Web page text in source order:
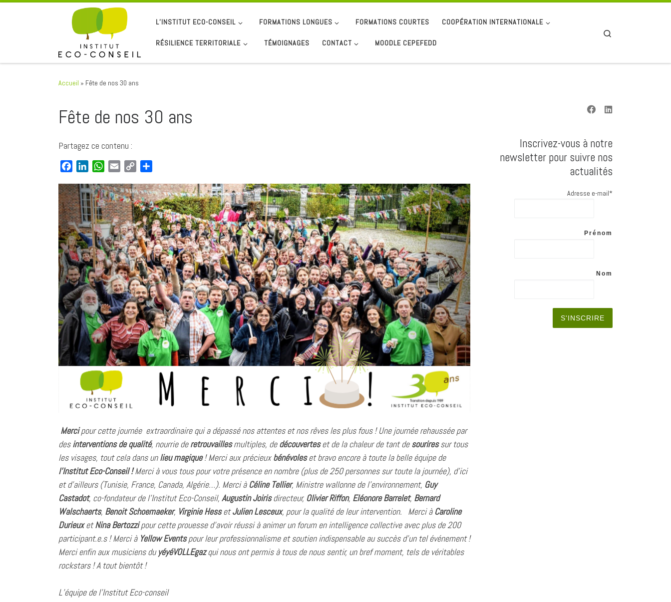
L’INSTITUT ECO-CONSEIL FORMATIONS LONGUES FORMATIONS COURTES COOPÉRATION INTERNATIONALE
RÉSILIENCE TERRITORIALE TÉMOIGNAGES CONTACT MOODLE CEPEFEDD
Accueil » Fête de nos 30 ans
Fête de nos 30 ans
Partagez ce contenu :
c
e
b
o
o
k
n
k
e
d
I
n
W
a
t
s
A
p
p
a
i
l
p
y
L
i
n
k
r
t
a
g
e
r
Mercipour cette journée extraordinaire qui a dépassé nos attentes et nos rêves les plus fous ! Une journée rehaussée par
desinterventions de qualité, nourrie deretrouvaillesmultiples, dedécouverteset de la chaleur de tant desouriressur tous
les visages, tout cela dans unlieu magique! Merci aux précieuxbénévoleset bravo encore à toute la belle équipe de
l’Institut Eco-Conseil !Merci à vous tous pour votre présence en nombre (plus de 250 personnes sur toute la journée), d’ici
et d’ailleurs (Tunisie, France, Canada, Algérie…). Merci à Céline Tellier, Ministre wallonne de l’environnement, Guy
Castadot, co-fondateur de l’Institut Eco-Conseil, Augustin Joirisdirecteur, Olivier Riffon, Eléonore Barrelet, Bernard
Walschaerts, Benoit Schoemaeker, Virginie HessetJulien Lesceux, pour la qualité de leur intervention. Merci à Caroline
DurieuxetNina Bertozzipour cette prouesse d’avoir réussi à animer un forum en intelligence collective avec plus de 200
participant.e.s ! Merci à Yellow Eventspour leur professionnalisme et soutien indispensable au succès d’un tel événement !
Merci enfin aux musiciens duyéyéVOLLEgazqui nous ont permis à tous de nous sentir, un bref moment, tels de véritables
rockstars ! A tout bientôt !
L’équipe de l’Institut Eco-conseil
Inscrivez-vous à notre
newsletter pour suivre nos
actualités
Adresse e-mail*
Prénom
Nom